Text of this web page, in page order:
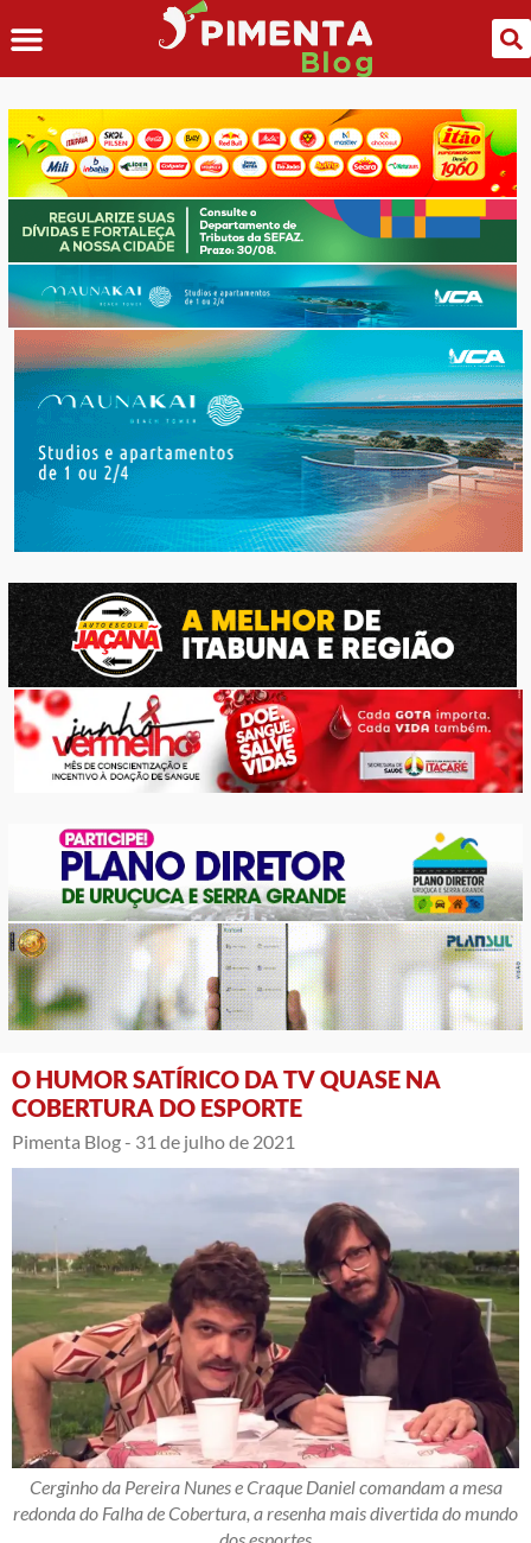
O HUMOR SATÍRICO DA TV QUASE NA
COBERTURA DO ESPORTE
Pimenta Blog - 31 de julho de 2021
Cerginho da Pereira Nunes e Craque Daniel comandam a mesa
redonda do Falha de Cobertura, a resenha mais divertida do mundo